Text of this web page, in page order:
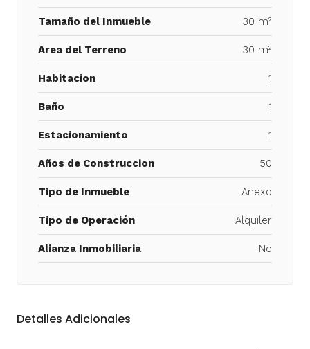
Tamaño del Inmueble 30 m²
Area del Terreno 30 m²
Habitacion 1
Baño 1
Estacionamiento 1
Años de Construccion 50
Tipo de Inmueble Anexo
Tipo de Operación Alquiler
Alianza Inmobiliaria No
Detalles Adicionales